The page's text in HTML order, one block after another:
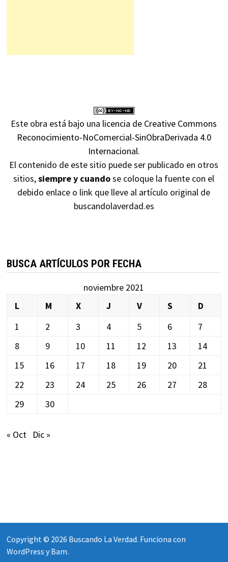
Este obra está bajo una licencia de Creative Commons
Reconocimiento-NoComercial-SinObraDerivada 4.0
Internacional.
El contenido de este sitio puede ser publicado en otros
sitios,siempre y cuandose coloque la fuente con el
debido enlace o link que lleve al artículo original de
buscandolaverdad.es
BUSCA ARTÍCULOS POR FECHA
noviembre 2021
L
M X J V S
D
1
2 3 4 5 6
7
8
9 10 11 12 13
14
15
16 17 18 19 20
21
22
23 24 25 26 27
28
29
30
« Oct Dic »
Copyright © 2026 Buscando La Verdad. Funciona con
WordPress yBam.